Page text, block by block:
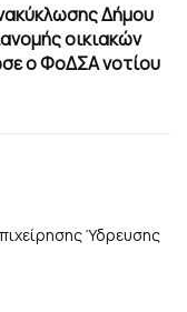
Δήμου
οικιακών
ο ΦοΔΣΑ νοτίου
Ύδρευσης